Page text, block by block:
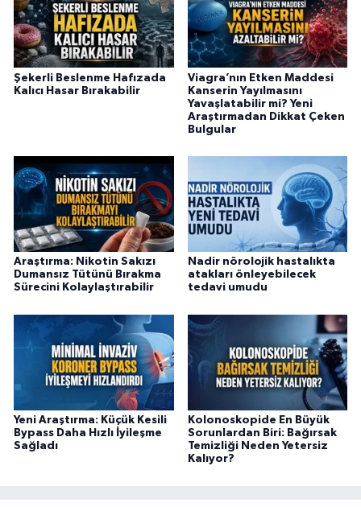
Şekerli Beslenme Hafızada
Kalıcı Hasar Bırakabilir
Viagra’nın Etken Maddesi
Kanserin Yayılmasını
Yavaşlatabilir mi? Yeni
Araştırmadan Dikkat Çeken
Bulgular
Araştırma: Nikotin Sakızı
Dumansız Tütünü Bırakma
Sürecini Kolaylaştırabilir
Nadir nörolojik hastalıkta
atakları önleyebilecek
tedavi umudu
Yeni Araştırma: Küçük Kesili
Bypass Daha Hızlı İyileşme
Sağladı
Kolonoskopide En Büyük
Sorunlardan Biri: Bağırsak
Temizliği Neden Yetersiz
Kalıyor?